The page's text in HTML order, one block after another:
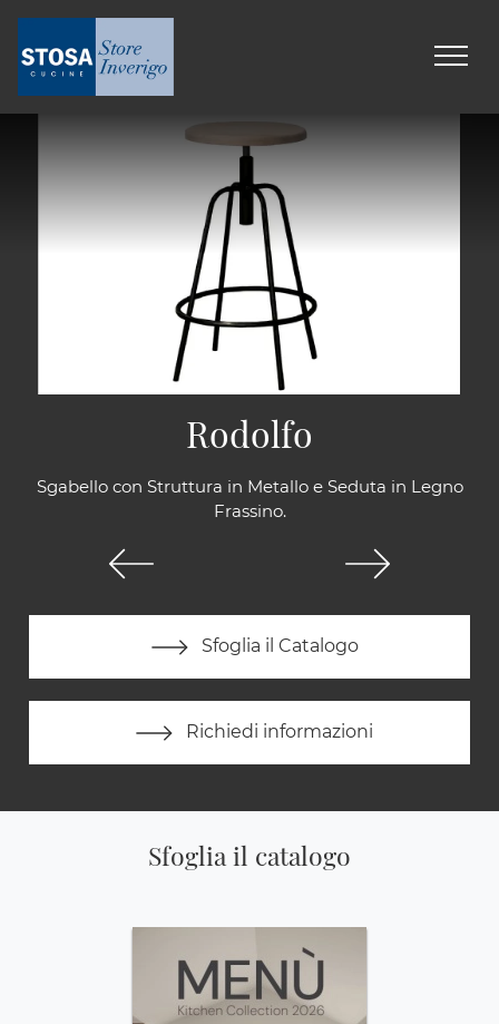
Sgabello con Struttura in Metallo e Seduta in Legno
Frassino.
Sfoglia il Catalogo
Richiedi informazioni
Rodolfo
Sfoglia il catalogo